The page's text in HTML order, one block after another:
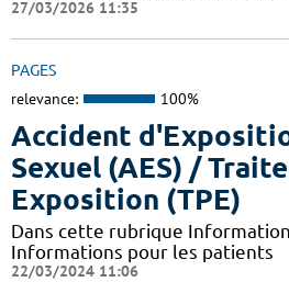
27/03/2026 11:35
PAGES
relevance: 100%
Accident
Sexuel (AES) /
Exposition (TPE)
Dans cette rubrique
Informations pour les patients
22/03/2024 11:06